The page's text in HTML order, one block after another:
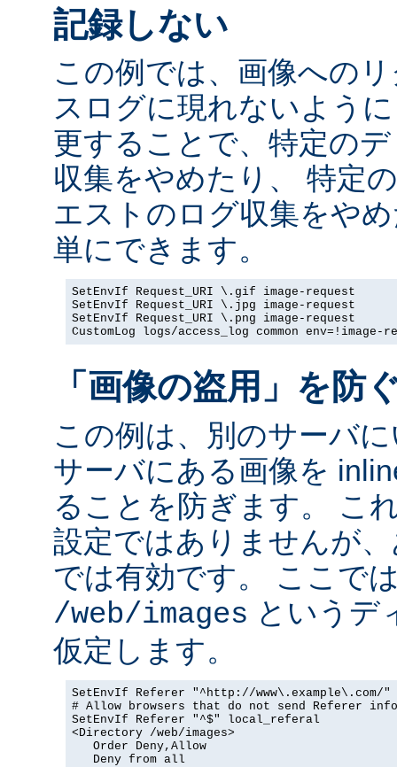
記録しない
この例では、画像への
スログに現れないよう
更することで、特定の
収集をやめたり、 特定
エストのログ収集をや
単にできます。
SetEnvIf Request_URI \.gif image-request
SetEnvIf Request_URI \.jpg image-request
SetEnvIf Request_URI \.png image-request
CustomLog logs/access_log common env=!image-
「画像の盗用」を防
この例は、別のサーバ
サーバにある画像を
ることを防ぎます。 こ
設定ではありませんが
では有効です。 ここで
/web/images というデ
仮定します。
SetEnvIf Referer "^http://
# Allow browsers that do not send Referer info
SetEnvIf Referer "^$" local_referal
<Directory /web/images>
   Order Deny,Allow
   Deny from all